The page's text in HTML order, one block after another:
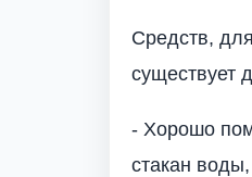
Средств,
существует
- Хорошо
стакан